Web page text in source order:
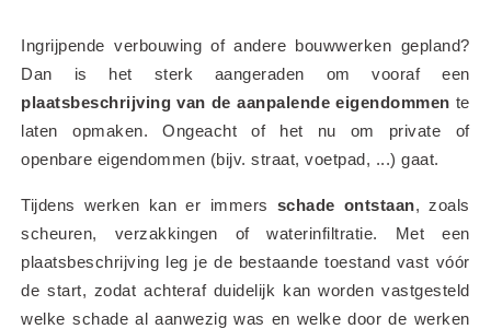
Ingrijpende verbouwing of andere bouwwerken gepland?
plaatsbeschrijving van de aanpalende eigendommen te
laten opmaken. Ongeacht of het nu om private of
openbare eigendommen (bijv. straat, voetpad, ...) gaat.
Tijdens werken kan er immers schade ontstaan, zoals
scheuren, verzakkingen of waterinfiltratie. Met een
plaatsbeschrijving leg je de bestaande toestand vast vóór
de start, zodat achteraf duidelijk kan worden vastgesteld
welke schade al aanwezig was en welke door de werken